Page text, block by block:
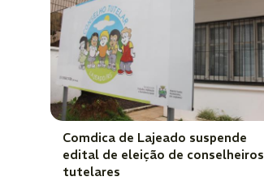
Comdica de Lajeado suspende
edital de eleição de conselheiros
tutelares